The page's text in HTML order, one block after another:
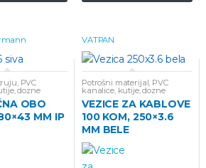
PVC
dozne
OBO
MM IP
VATPAN
Potrošni materijal PVC
kanalice, kutije, dozne
VEZICE ZA KABLOVE
100 KOM, 250×3.6
MM BELE